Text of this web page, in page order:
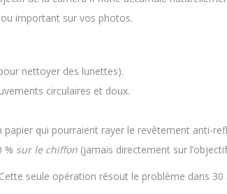
important sur vos photos.
nettoyer des lunettes).
circulaires et doux.
qui pourraient rayer le revêtement anti-
% sur le chiffon (jamais directement sur
seule opération résout le problème dans 30